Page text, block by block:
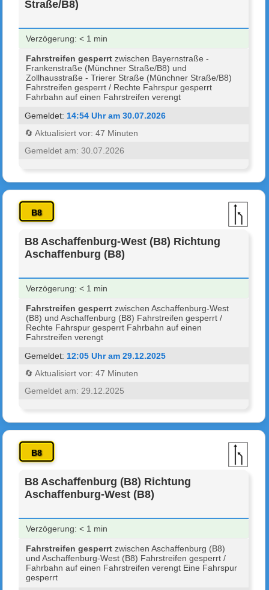
Straße/B8)
Verzögerung: < 1 min
Fahrstreifen gesperrt zwischen Bayernstraße -
Frankenstraße (Münchner Straße/B8) und
Zollhausstraße - Trierer Straße (Münchner Straße/B8)
Fahrstreifen gesperrt / Rechte Fahrspur gesperrt
Fahrbahn auf einen Fahrstreifen verengt
Gemeldet: 14:54 Uhr am 30.07.2026
🔄 Aktualisiert vor: 47 Minuten
Gemeldet am: 30.07.2026
B8
B8 Aschaffenburg-West (B8) Richtung
Aschaffenburg (B8)
Verzögerung: < 1 min
Fahrstreifen gesperrt zwischen Aschaffenburg-West
(B8) und Aschaffenburg (B8) Fahrstreifen gesperrt /
Rechte Fahrspur gesperrt Fahrbahn auf einen
Fahrstreifen verengt
Gemeldet: 12:05 Uhr am 29.12.2025
🔄 Aktualisiert vor: 47 Minuten
Gemeldet am: 29.12.2025
B8
B8 Aschaffenburg (B8) Richtung
Aschaffenburg-West (B8)
Verzögerung: < 1 min
Fahrstreifen gesperrt zwischen Aschaffenburg (B8)
und Aschaffenburg-West (B8) Fahrstreifen gesperrt /
Fahrbahn auf einen Fahrstreifen verengt Eine Fahrspur
gesperrt